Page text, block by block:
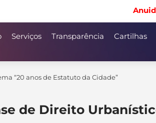
Serviços Transparência Cartilhas
“20 anos de Estatuto da Cidade”
de Direito